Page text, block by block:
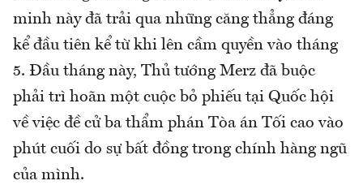
minh này đã trải qua những căng thẳng đáng
kể đầu tiên kể từ khi lên cầm quyền vào tháng
5. Đầu tháng này, Thủ tướng Merz đã buộc
phải trì hoãn một cuộc bỏ phiếu tại Quốc hội
về việc đề cử ba thẩm phán Tòa án Tối cao vào
phút cuối do sự bất đồng trong chính hàng ngũ
của mình.